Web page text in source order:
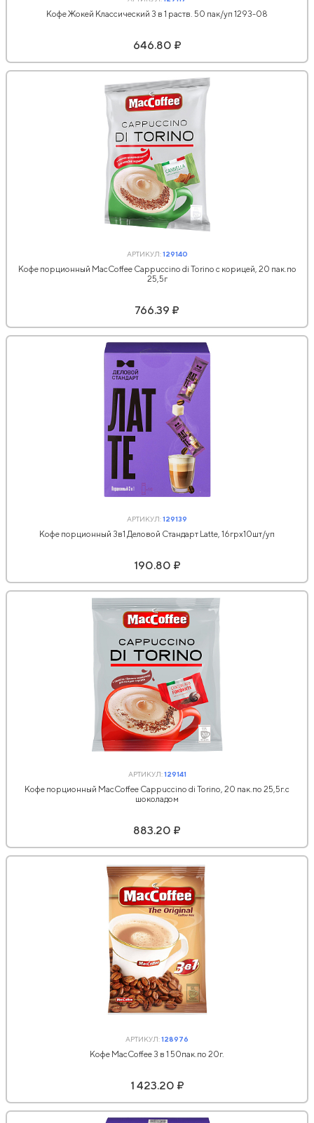
Кофе Жокей Классический 3 в 1 раств. 50 пак/уп 1293-08
646.80 ₽
АРТИКУЛ:129140
Кофе порционный MacCoffee Cappuccino di Torino с корицей, 20 пак.по
25,5г
766.39 ₽
АРТИКУЛ:129139
Кофе порционный 3в1 Деловой Стандарт Latte, 16грх10шт/уп
190.80 ₽
АРТИКУЛ:129141
Кофе порционный MacCoffee Cappuccino di Torino, 20 пак.по 25,5г.с
шоколадом
883.20 ₽
АРТИКУЛ:128976
Кофе MacCoffee 3 в 1 50пак.по 20г.
1 423.20 ₽